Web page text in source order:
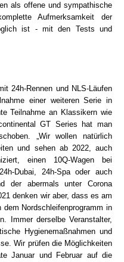
als offene und sympathische
Aufmerksamkeit der
ist - mit den Tests und
24h-Rennen und NLS-Läufen
einer weiteren Serie in
Teilnahme an Klassikern wie
GT Series hat man
„Wir wollen natürlich
und sehen ab 2022, auch
einen 10Q-Wagen bei
Dubai, 24h-Spa oder auch
der abermals unter Corona
denken wir aber, dass es am
Nordschleifenprogramm in
Immer derselbe Veranstalter,
Hygienemaßnahmen und
Wir prüfen die Möglichkeiten
Januar und Februar auf die